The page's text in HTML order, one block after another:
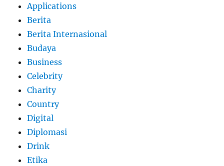
Applications
Berita
Berita Internasional
Budaya
Business
Celebrity
Charity
Country
Digital
Diplomasi
Drink
Etika